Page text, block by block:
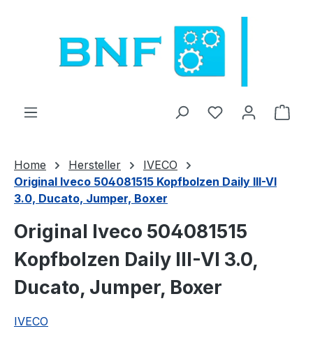
Du hast 0
Home Hersteller
IVECO
Original Iveco 504081515 Kopfbolzen Daily III-VI
3.0, Ducato, Jumper, Boxer
Original Iveco 504081515
Kopfbolzen Daily III-VI 3.0,
Ducato, Jumper, Boxer
IVECO